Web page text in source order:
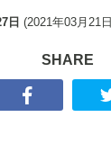
日 (2021年03月21日
SHARE